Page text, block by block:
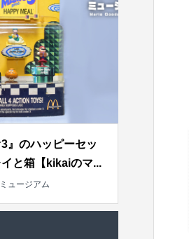
』のハッピーセッ
イと箱【kikaiのマ...
ュージアム